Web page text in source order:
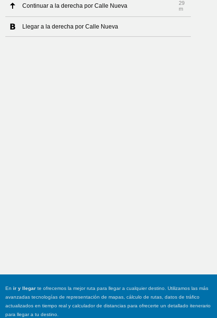
Continuar a la derecha por Calle Nueva
29
m
Llegar a la derecha por Calle Nueva
Enir y llegar te ofrecemos la mejor ruta para llegar a cualquier destino. Utilizamos las más
avanzadas tecnologías de representación de mapas, cálculo de rutas, datos de tráfico
actualizados en tiempo real y calculador de distancias para ofrecerte un detallado itenerario
para llegar a tu destino.